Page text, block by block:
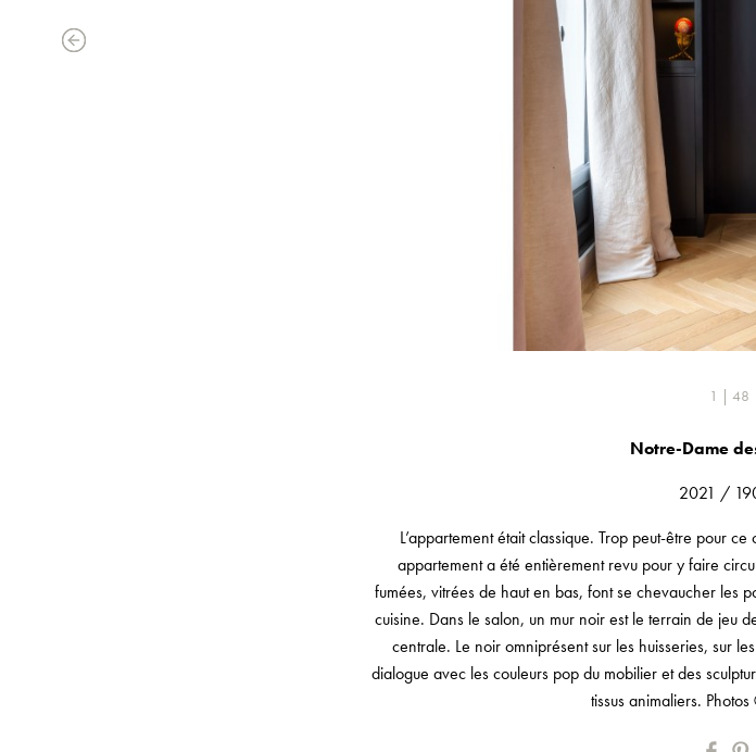
1 | 48
Notre-Dame
2021 /
L’appartement était classique. Trop peut-être pour
appartement a été entièrement revu pour y faire
fumées, vitrées de haut en bas, font se chevaucher les
cuisine. Dans le salon, un mur noir est le terrain de jeu
centrale. Le noir omniprésent sur les huisseries, sur
dialogue avec les couleurs pop du mobilier et des
tissus animaliers.